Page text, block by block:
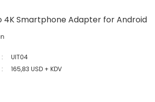
4K Smartphone Adapter for Android
UIT04
165,83 USD + KDV